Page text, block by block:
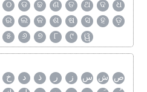
ଠ ଡ ଢ ଣ ତ ଥ ଦ
ଧ
ର ଲ ଳ ଶ ଷ ସ ହ
ଡ଼
୫ ୬ ୭ ୮ ୯ ୱ
خ د ذ ر ز س ش ص